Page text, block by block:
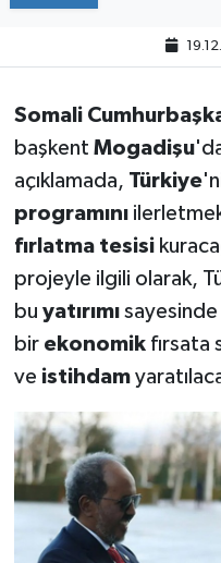
Somali
başkent Mogadişu
açıklamada, Türkiye
programını
fırlatma tesisi
projeyle ilgili olarak,
bu yatırımı
bir ekonomik fırsata
ve istihdam